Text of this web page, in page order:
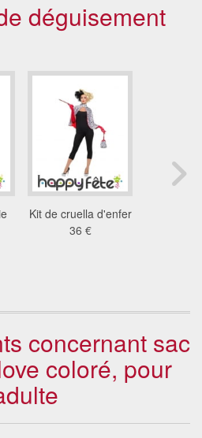
déguisement
Kit de cruella d'enfer
36 €
concernant sac
coloré, pour